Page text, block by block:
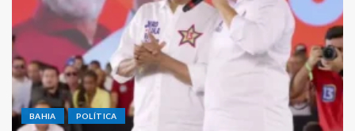
BAHIA POLÍTICA